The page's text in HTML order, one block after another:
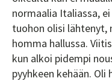
normaalia Italiassa,
tuohon olisi lähtenyt,
homma hallussa.
kun alkoi pidempi
pyyhkeen kehään. Oli